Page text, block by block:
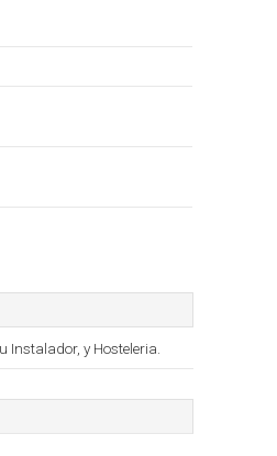
y Hosteleria.